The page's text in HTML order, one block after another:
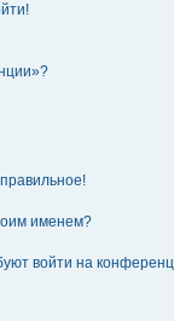
именем?
войти на